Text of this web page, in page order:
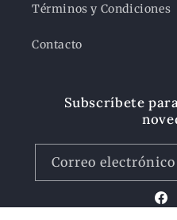
Términos y Condiciones
Contacto
Subscríbete
Correo electrónico